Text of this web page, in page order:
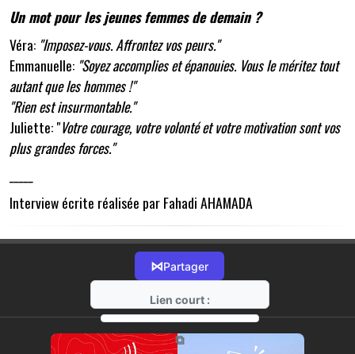
Un mot pour les jeunes femmes de demain ?
Véra: "Imposez-vous. Affrontez vos peurs."
Emmanuelle: "Soyez accomplies et épanouies. Vous le méritez tout
autant que les hommes !"
"Rien est insurmontable."
Juliette: "Votre courage, votre volonté et votre motivation sont vos
plus grandes forces."
Interview écrite réalisée par Fahadi AHAMADA
⋈Partager
Lien court :
https://radio-g.fr?10608
⧉